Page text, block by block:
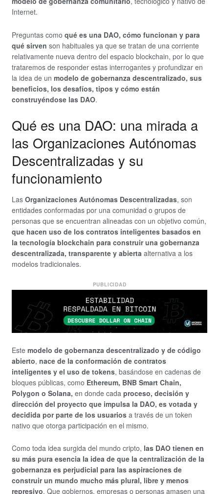
Internet.
Preguntas como qué es una DAO, cómo funcionan y para
qué sirven son habituales ya que se tratan de una corriente
relativamente nueva dentro del espacio blockchain, por lo que
trataremos de responder estas interrogantes y profundizar en
la idea de un modelo de gobernanza descentralizado, sus
beneficios, los desafíos, tipos y cómo están
construyéndose las DAO.
Qué es una DAO: una mirada a
las Organizaciones Autónomas
Descentralizadas y su
funcionamiento
Las Organizaciones Autónomas Descentralizadas, son
entidades conformadas por una comunidad o grupos de
personas que se encuentran alineadas con un objetivo común,
que hacen uso de los contratos inteligentes basados en
la tecnología blockchain para construir una gobernanza
descentralizada, transparente y abierta alternativa a los
modelos tradicionales.
PUBLICIDAD
Este modelo de gobernanza descentralizado y de código
abierto, nace de la conformación de contratos
inteligentes y el uso de tokens, basándose en cadenas de
bloques públicas, como Ethereum, BNB Smart Chain,
Polygon o Solana, en donde cada proceso, decisión y
dirección del proyecto que impulsa la DAO, es votada y
decidida por parte de los usuarios a través de un token
nativo que otorga participación en el mismo.
Como toda idea surgida del mundo cripto, las DAO tienen en
su más pura esencia la idea de que la centralización de la
gobernanza es perjudicial para las aspiraciones de
construir un mundo mucho más plural, libre y menos
represivo. Que gobiernos, empresas o personas amasen una